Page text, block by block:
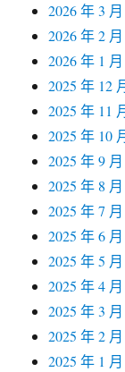
2026 年 3 月
2026 年 2 月
2026 年 1 月
2025 年 12
2025 年 11
2025 年 10
2025 年 9 月
2025 年 8 月
2025 年 7 月
2025 年 6 月
2025 年 5 月
2025 年 4 月
2025 年 3 月
2025 年 2 月
2025 年 1 月